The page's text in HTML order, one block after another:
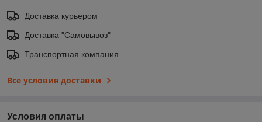
Доставка курьером
Доставка "Самовывоз"
Транспортная компания
Все условия доставки
Условия оплаты